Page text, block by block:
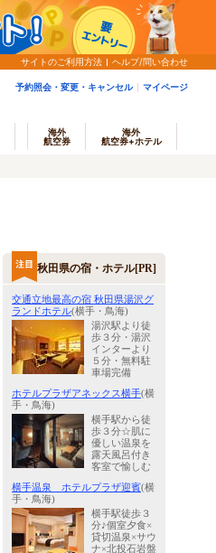
サイトのご利用方法 ヘルプ/問い合わせ
予約照会・変更・キャンセル マイページ
海外
航空券
海外
航空券+ホテル
秋田県の宿・ホテル[PR]
交通立地最高の宿 秋田県湯沢グ
ランドホテル(横手・鳥海)
湯沢駅より徒
歩３分・湯沢
インターより
５分・無料駐
車場完備
ホテルプラザアネックス横手(横
手・鳥海)
横手駅から徒
歩３分☆肌に
優しい温泉を
露天風呂付き
客室で愉しむ
横手温泉 ホテルプラザ迎賓(横
手・鳥海)
横手駅徒歩３
分♪個室夕食×
貸切温泉×サウ
ナ×北投石岩盤